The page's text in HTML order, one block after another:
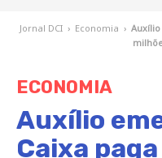
Jornal DCI › Economia ›
ECONOMIA
Auxílio
Caixa